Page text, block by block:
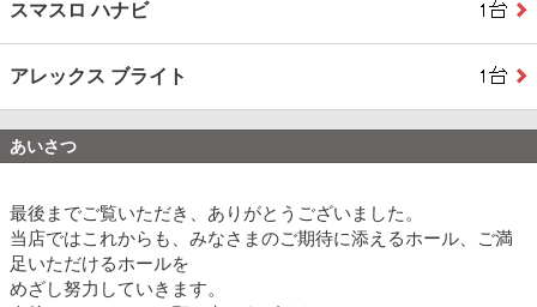
スマスロ ハナビ
アレックス ブライト
あいさつ
最後までご覧いただき、ありがとうございました。
当店ではこれからも、みなさまのご期待に添えるホール、ご満
足いただけるホールを
めざし努力していきます。